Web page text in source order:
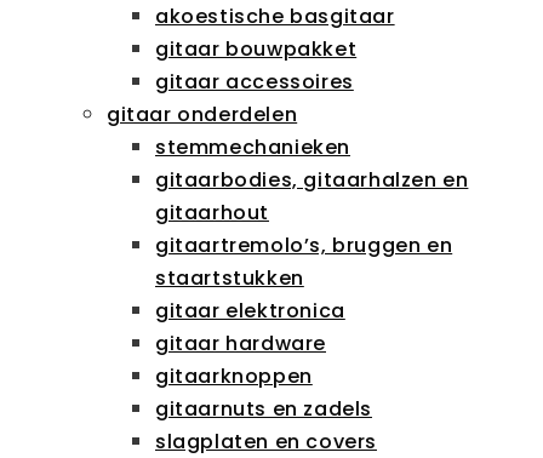
akoestische basgitaar
gitaar bouwpakket
gitaar accessoires
gitaar onderdelen
stemmechanieken
gitaarbodies, gitaarhalzen en
gitaarhout
gitaartremolo’s, bruggen en
staartstukken
gitaar elektronica
gitaar hardware
gitaarknoppen
gitaarnuts en zadels
slagplaten en covers